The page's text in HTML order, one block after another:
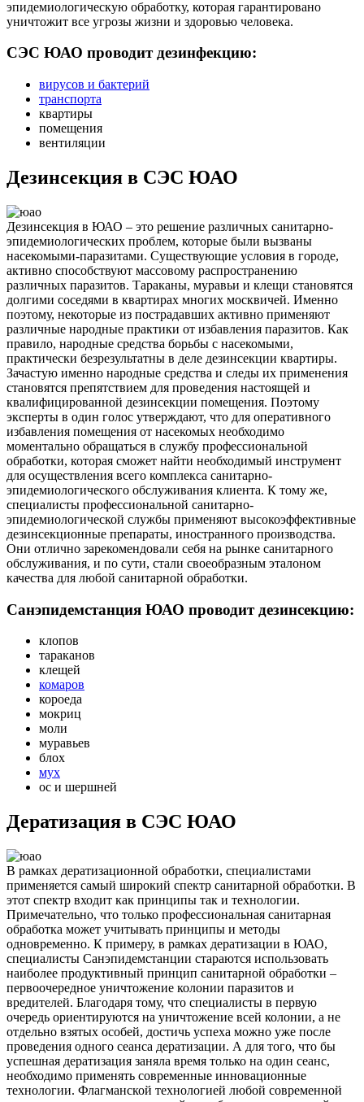
эпидемиологическую обработку, которая гарантировано
уничтожит все угрозы жизни и здоровью человека.
СЭС ЮАО проводит дезинфекцию:
вирусов и бактерий
транспорта
квартиры
помещения
вентиляции
Дезинсекция в СЭС ЮАО
Дезинсекция в ЮАО – это решение различных санитарно-
эпидемиологических проблем, которые были вызваны
насекомыми-паразитами. Существующие условия в городе,
активно способствуют массовому распространению
различных паразитов. Тараканы, муравьи и клещи становятся
долгими соседями в квартирах многих москвичей. Именно
поэтому, некоторые из пострадавших активно применяют
различные народные практики от избавления паразитов. Как
правило, народные средства борьбы с насекомыми,
практически безрезультатны в деле дезинсекции квартиры.
Зачастую именно народные средства и следы их применения
становятся препятствием для проведения настоящей и
квалифицированной дезинсекции помещения. Поэтому
эксперты в один голос утверждают, что для оперативного
избавления помещения от насекомых необходимо
моментально обращаться в службу профессиональной
обработки, которая сможет найти необходимый инструмент
для осуществления всего комплекса санитарно-
эпидемиологического обслуживания клиента. К тому же,
специалисты профессиональной санитарно-
эпидемиологической службы применяют высокоэффективные
дезинсекционные препараты, иностранного производства.
Они отлично зарекомендовали себя на рынке санитарного
обслуживания, и по сути, стали своеобразным эталоном
качества для любой санитарной обработки.
Санэпидемстанция ЮАО проводит дезинсекцию:
клопов
тараканов
клещей
комаров
короеда
мокриц
моли
муравьев
блох
мух
ос и шершней
Дератизация в СЭС ЮАО
В рамках дератизационной обработки, специалистами
применяется самый широкий спектр санитарной обработки. В
этот спектр входит как принципы так и технологии.
Примечательно, что только профессиональная санитарная
обработка может учитывать принципы и методы
одновременно. К примеру, в рамках дератизации в ЮАО,
специалисты Санэпидемстанции стараются использовать
наиболее продуктивный принцип санитарной обработки –
первоочередное уничтожение колонии паразитов и
вредителей. Благодаря тому, что специалисты в первую
очередь ориентируются на уничтожение всей колонии, а не
отдельно взятых особей, достичь успеха можно уже после
проведения одного сеанса дератизации. А для того, что бы
успешная дератизация заняла время только на один сеанс,
необходимо применять современные инновационные
технологии. Флагманской технологией любой современной